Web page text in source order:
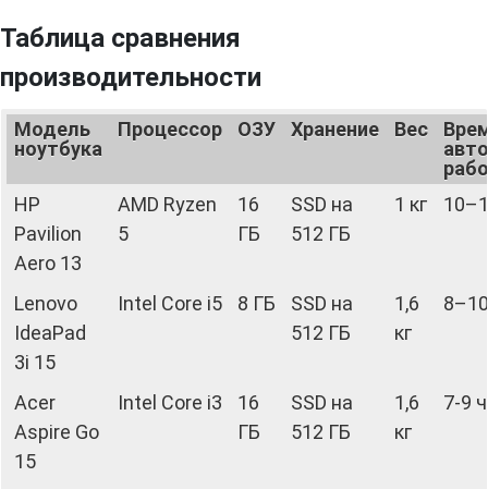
Таблица сравнения
производительности
Модель
ноутбука
Процессор ОЗУ Хранение Вес
HP
Pavilion
Aero 13
AMD Ryzen
5
16
ГБ
SSD на
512 ГБ
1 кг
Lenovo
IdeaPad
3i 15
Intel Core i5 8 ГБ
SSD на
512 ГБ
1,6
кг
Acer
Aspire Go
15
Intel Core i3
16
ГБ
SSD на
512 ГБ
1,6
кг
7-9